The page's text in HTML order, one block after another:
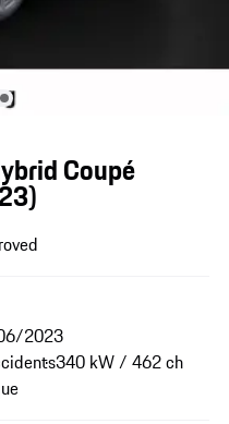
Coupé
2023
340 kW / 462 ch